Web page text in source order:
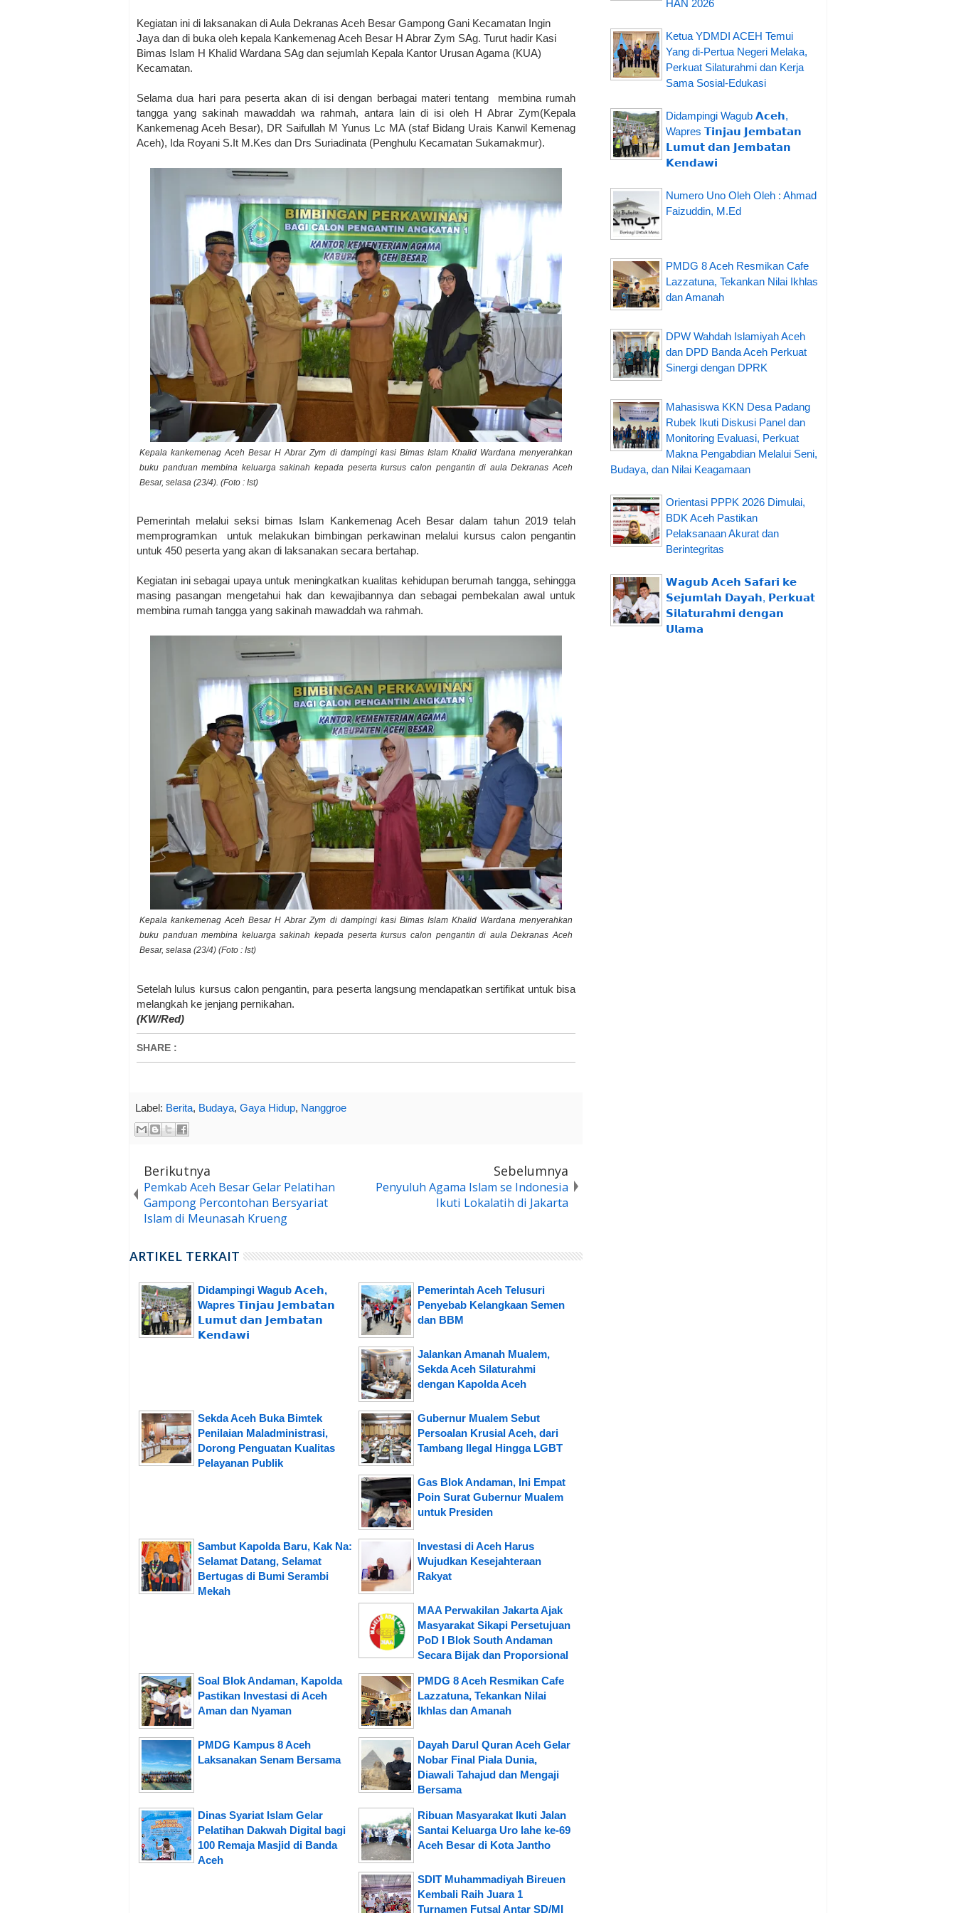
Kegiatan ini di laksanakan di Aula Dekranas Aceh Besar Gampong Gani Kecamatan Ingin
Jaya dan di buka oleh kepala Kankemenag Aceh Besar H Abrar Zym SAg. Turut hadir Kasi
Bimas Islam H Khalid Wardana SAg dan sejumlah Kepala Kantor Urusan Agama (KUA)
Kecamatan.
Selama dua hari para peserta akan di isi dengan berbagai materi tentang membina rumah
tangga yang sakinah mawaddah wa rahmah, antara lain di isi oleh H Abrar Zym(Kepala
Kankemenag Aceh Besar), DR Saifullah M Yunus Lc MA (staf Bidang Urais Kanwil Kemenag
Aceh), Ida Royani S.It M.Kes dan Drs Suriadinata (Penghulu Kecamatan Sukamakmur).
Kepala kankemenag Aceh Besar H Abrar Zym di dampingi kasi Bimas Islam Khalid Wardana menyerahkan
buku panduan membina keluarga sakinah kepada peserta kursus calon pengantin di aula Dekranas Aceh
Besar, selasa (23/4). (Foto : Ist)
Pemerintah melalui seksi bimas Islam Kankemenag Aceh Besar dalam tahun 2019 telah
memprogramkan untuk melakukan bimbingan perkawinan melalui kursus calon pengantin
untuk 450 peserta yang akan di laksanakan secara bertahap.
Kegiatan ini sebagai upaya untuk meningkatkan kualitas kehidupan berumah tangga, sehingga
masing pasangan mengetahui hak dan kewajibannya dan sebagai pembekalan awal untuk
membina rumah tangga yang sakinah mawaddah wa rahmah.
Kepala kankemenag Aceh Besar H Abrar Zym di dampingi kasi Bimas Islam Khalid Wardana menyerahkan
buku panduan membina keluarga sakinah kepada peserta kursus calon pengantin di aula Dekranas Aceh
Besar, selasa (23/4) (Foto : Ist)
Setelah lulus kursus calon pengantin, para peserta langsung mendapatkan sertifikat untuk bisa
melangkah ke jenjang pernikahan.
(KW/Red)
SHARE :
Label: Berita, Budaya, Gaya Hidup, Nanggroe
Berikutnya
Pemkab Aceh Besar Gelar Pelatihan
Gampong Percontohan Bersyariat
Islam di Meunasah Krueng
Sebelumnya
Penyuluh Agama Islam se Indonesia
Ikuti Lokalatih di Jakarta
ARTIKEL TERKAIT
Didampingi Wagub 𝗔𝗰𝗲𝗵,
Wapres 𝗧𝗶𝗻𝗷𝗮𝘂 𝗝𝗲𝗺𝗯𝗮𝘁𝗮𝗻
𝗟𝘂𝗺𝘂𝘁 𝗱𝗮𝗻 𝗝𝗲𝗺𝗯𝗮𝘁𝗮𝗻
𝗞𝗲𝗻𝗱𝗮𝘄𝗶
Pemerintah Aceh Telusuri
Penyebab Kelangkaan Semen
dan BBM
Jalankan Amanah Mualem,
Sekda Aceh Silaturahmi
dengan Kapolda Aceh
Sekda Aceh Buka Bimtek
Penilaian Maladministrasi,
Dorong Penguatan Kualitas
Pelayanan Publik
Gubernur Mualem Sebut
Persoalan Krusial Aceh, dari
Tambang Ilegal Hingga LGBT
Gas Blok Andaman, Ini Empat
Poin Surat Gubernur Mualem
untuk Presiden
Sambut Kapolda Baru, Kak Na:
Selamat Datang, Selamat
Bertugas di Bumi Serambi
Mekah
Investasi di Aceh Harus
Wujudkan Kesejahteraan
Rakyat
MAA Perwakilan Jakarta Ajak
Masyarakat Sikapi Persetujuan
PoD I Blok South Andaman
Secara Bijak dan Proporsional
Soal Blok Andaman, Kapolda
Pastikan Investasi di Aceh
Aman dan Nyaman
PMDG 8 Aceh Resmikan Cafe
Lazzatuna, Tekankan Nilai
Ikhlas dan Amanah
PMDG Kampus 8 Aceh
Laksanakan Senam Bersama
Dayah Darul Quran Aceh Gelar
Nobar Final Piala Dunia,
Diawali Tahajud dan Mengaji
Bersama
Dinas Syariat Islam Gelar
Pelatihan Dakwah Digital bagi
100 Remaja Masjid di Banda
Aceh
Ribuan Masyarakat Ikuti Jalan
Santai Keluarga Uro lahe ke-69
Aceh Besar di Kota Jantho
SDIT Muhammadiyah Bireuen
Kembali Raih Juara 1
Turnamen Futsal Antar SD/MI
HAN 2026
Ketua YDMDI ACEH Temui
Yang di-Pertua Negeri Melaka,
Perkuat Silaturahmi dan Kerja
Sama Sosial-Edukasi
Didampingi Wagub 𝗔𝗰𝗲𝗵,
Wapres 𝗧𝗶𝗻𝗷𝗮𝘂 𝗝𝗲𝗺𝗯𝗮𝘁𝗮𝗻
𝗟𝘂𝗺𝘂𝘁 𝗱𝗮𝗻 𝗝𝗲𝗺𝗯𝗮𝘁𝗮𝗻
𝗞𝗲𝗻𝗱𝗮𝘄𝗶
Numero Uno Oleh Oleh : Ahmad
Faizuddin, M.Ed
PMDG 8 Aceh Resmikan Cafe
Lazzatuna, Tekankan Nilai Ikhlas
dan Amanah
DPW Wahdah Islamiyah Aceh
dan DPD Banda Aceh Perkuat
Sinergi dengan DPRK
Mahasiswa KKN Desa Padang
Rubek Ikuti Diskusi Panel dan
Monitoring Evaluasi, Perkuat
Makna Pengabdian Melalui Seni,
Budaya, dan Nilai Keagamaan
Orientasi PPPK 2026 Dimulai,
BDK Aceh Pastikan
Pelaksanaan Akurat dan
Berintegritas
𝗪𝗮𝗴𝘂𝗯 𝗔𝗰𝗲𝗵 𝗦𝗮𝗳𝗮𝗿𝗶 𝗸𝗲
𝗦𝗲𝗷𝘂𝗺𝗹𝗮𝗵 𝗗𝗮𝘆𝗮𝗵, 𝗣𝗲𝗿𝗸𝘂𝗮𝘁
𝗦𝗶𝗹𝗮𝘁𝘂𝗿𝗮𝗵𝗺𝗶 𝗱𝗲𝗻𝗴𝗮𝗻
𝗨𝗹𝗮𝗺𝗮